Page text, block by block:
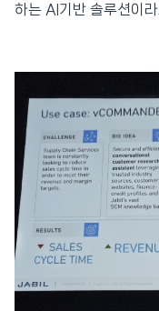
하는 AI기반 솔루션이